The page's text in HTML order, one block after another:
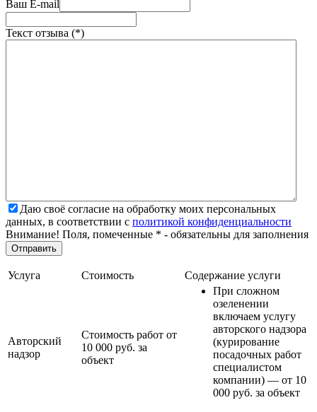
Ваш E-mail
Текст отзыва (*)
Даю своё согласие на обработку моих персональных
данных, в соответствии с политикой конфиденциальности
Внимание! Поля, помеченные * - обязательны для заполнения
Услуга Стоимость Содержание услуги
Авторский
надзор
Стоимость работ от
10 000 руб. за
объект
При сложном
озеленении
включаем услугу
авторского надзора
(курирование
посадочных работ
специалистом
компании) — от 10
000 руб. за объект